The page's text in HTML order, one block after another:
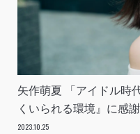
矢作萌夏 「アイドル時
くいられる環境』に感
2023.10.25